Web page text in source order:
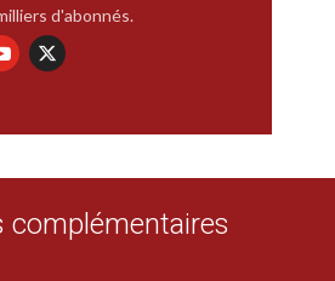
d'abonnés.
complémentaires